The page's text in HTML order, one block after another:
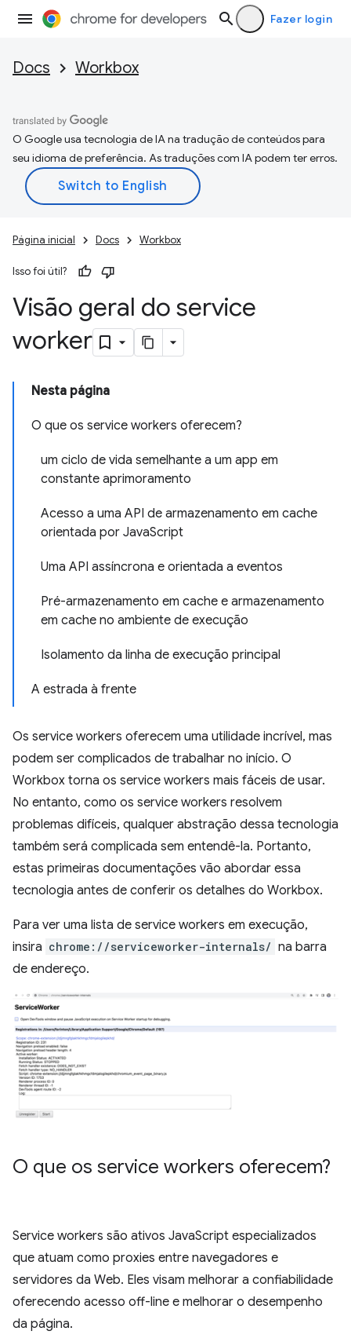
Fazer login
Docs Workbox
O Google usa tecnologia de IA na tradução de conteúdos para
seu idioma de preferência. As traduções com IA podem ter erros.
Página inicial Docs Workbox
Isso foi útil?
Visão geral do service
worker
Nesta página
O que os service workers oferecem?
um ciclo de vida semelhante a um app em
constante aprimoramento
Acesso a uma API de armazenamento em cache
orientada por JavaScript
Uma API assíncrona e orientada a eventos
Pré-armazenamento em cache e armazenamento
em cache no ambiente de execução
Isolamento da linha de execução principal
A estrada à frente
Os service workers oferecem uma utilidade incrível, mas
podem ser complicados de trabalhar no início. O
Workbox torna os service workers mais fáceis de usar.
No entanto, como os service workers resolvem
problemas difíceis, qualquer abstração dessa tecnologia
também será complicada sem entendê-la. Portanto,
estas primeiras documentações vão abordar essa
tecnologia antes de conferir os detalhes do Workbox.
Para ver uma lista de service workers em execução,
insira chrome://serviceworker-internals/ na barra
de endereço.
O que os service workers oferecem?
Service workers são ativos JavaScript especializados
que atuam como proxies entre navegadores e
servidores da Web. Eles visam melhorar a confiabilidade
oferecendo acesso off-line e melhorar o desempenho
da página.